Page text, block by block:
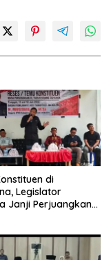
di
Legislator
Janji Perjuangkan